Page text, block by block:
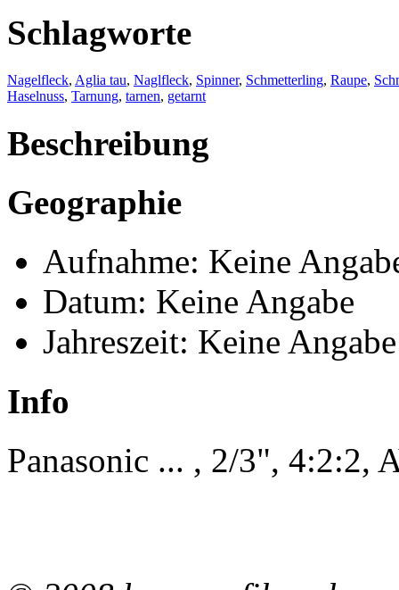
Schlagworte
Nagelfleck, Aglia tau, Naglfleck, Spinner, Schmetterling, Raupe,
Haselnuss, Tarnung, tarnen, getarnt
Beschreibung
Geographie
Aufnahme: Keine
Datum: Keine Angabe
Jahreszeit: Keine Angabe
Info
Panasonic ... , 2/3", 4:2:2,